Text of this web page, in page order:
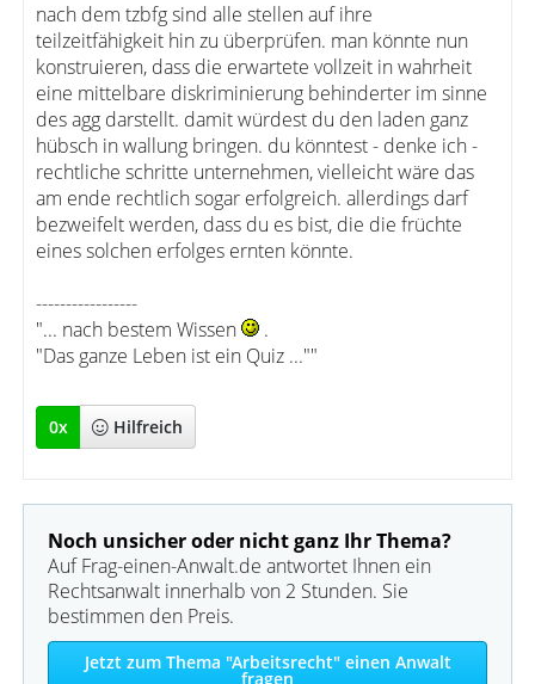
nach dem tzbfg sind alle stellen auf ihre
teilzeitfähigkeit hin zu überprüfen. man könnte nun
konstruieren, dass die erwartete vollzeit in wahrheit
eine mittelbare diskriminierung behinderter im sinne
des agg darstellt. damit würdest du den laden ganz
hübsch in wallung bringen. du könntest - denke ich -
rechtliche schritte unternehmen, vielleicht wäre das
am ende rechtlich sogar erfolgreich. allerdings darf
bezweifelt werden, dass du es bist, die die früchte
eines solchen erfolges ernten könnte.
-----------------
"... nach bestem Wissen
.
"Das ganze Leben ist ein Quiz ...""
0x Hilfreich
Noch unsicher oder nicht ganz Ihr Thema?
Auf Frag-einen-Anwalt.de antwortet Ihnen ein
Rechtsanwalt innerhalb von 2 Stunden. Sie
bestimmen den Preis.
Jetzt zum Thema "Arbeitsrecht" einen Anwalt
fragen